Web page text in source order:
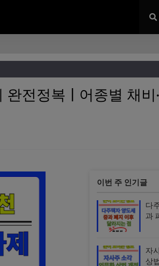
전정복 | 어종별 채비·
이번 주 인기글
다
과
행
금
자
상